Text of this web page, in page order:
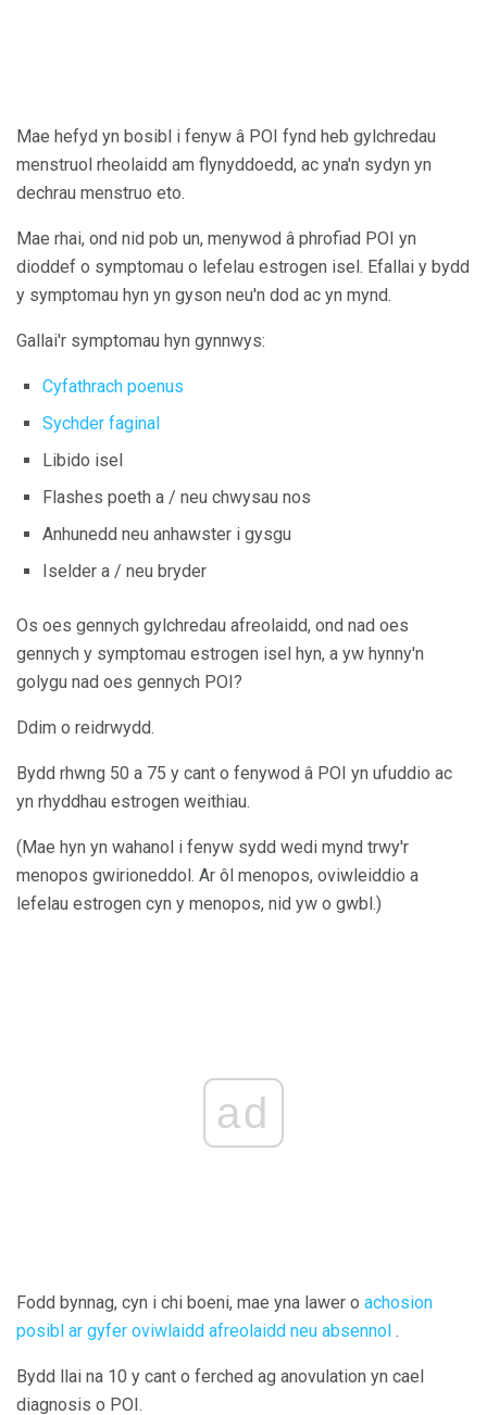
Mae hefyd yn bosibl i fenyw â POI fynd heb gylchredau
menstruol rheolaidd am flynyddoedd, ac yna'n sydyn yn
dechrau menstruo eto.
Mae rhai, ond nid pob un, menywod â phrofiad POI yn
dioddef o symptomau o lefelau estrogen isel. Efallai y bydd
y symptomau hyn yn gyson neu'n dod ac yn mynd.
Gallai'r symptomau hyn gynnwys:
Cyfathrach poenus
Sychder faginal
Libido isel
Flashes poeth a / neu chwysau nos
Anhunedd neu anhawster i gysgu
Iselder a / neu bryder
Os oes gennych gylchredau afreolaidd, ond nad oes
gennych y symptomau estrogen isel hyn, a yw hynny'n
golygu nad oes gennych POI?
Ddim o reidrwydd.
Bydd rhwng 50 a 75 y cant o fenywod â POI yn ufuddio ac
yn rhyddhau estrogen weithiau.
(Mae hyn yn wahanol i fenyw sydd wedi mynd trwy'r
menopos gwirioneddol. Ar ôl menopos, oviwleiddio a
lefelau estrogen cyn y menopos, nid yw o gwbl.)
ad
Fodd bynnag, cyn i chi boeni, mae yna lawer o achosion
posibl ar gyfer oviwlaidd afreolaidd neu absennol .
Bydd llai na 10 y cant o ferched ag anovulation yn cael
diagnosis o POI.